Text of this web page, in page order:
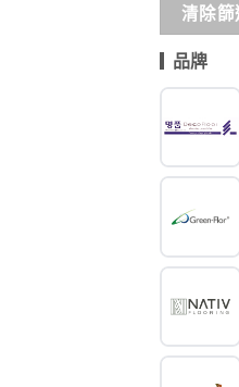
清除篩
品牌